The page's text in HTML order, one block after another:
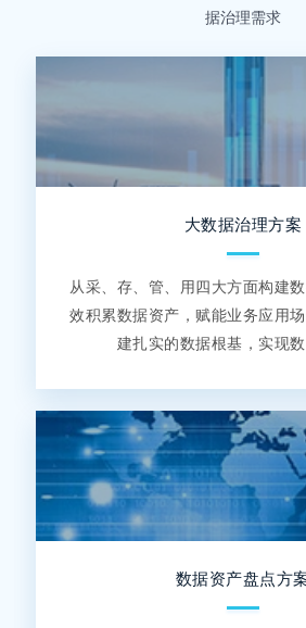
据治理需求
大数据治理方案
从采、存、管、用四大方面构建
效积累数据资产，赋能业务应用
建扎实的数据根基，实现
数据资产盘点方